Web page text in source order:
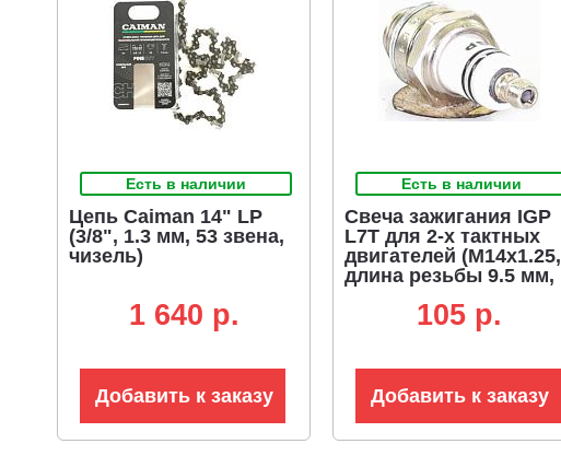
Есть в наличии
Цепь Caiman 14" LP
(3/8", 1.3 мм, 53 звена,
чизель)
1 640 p.
Добавить к заказу
Есть в наличии
Свеча зажигания IGP
L7T для 2-х тактных
двигателей (М14х1.25,
длина резьбы 9.5 мм,
1/P17Y/RCJ7Y/WSR6F)
105 p.
Добавить к заказу